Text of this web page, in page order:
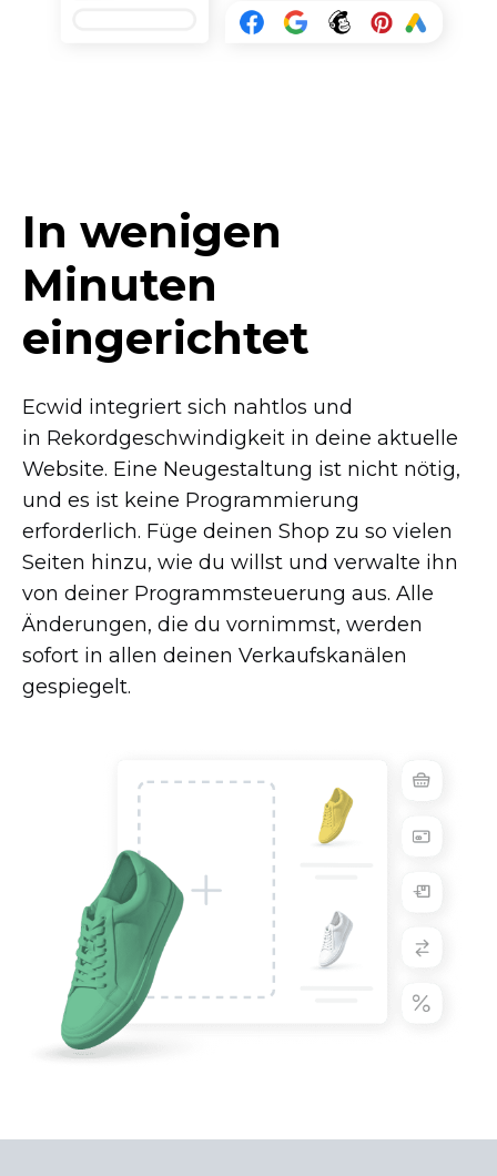
In wenigen
Minuten
eingerichtet
Ecwid integriert sich nahtlos und
in Rekordgeschwindigkeit in deine aktuelle
Website. Eine Neugestaltung ist nicht nötig,
und es ist keine Programmierung
erforderlich. Füge deinen Shop zu so vielen
Seiten hinzu, wie du willst und verwalte ihn
von deiner Programmsteuerung aus. Alle
Änderungen, die du vornimmst, werden
sofort in allen deinen Verkaufskanälen
gespiegelt.